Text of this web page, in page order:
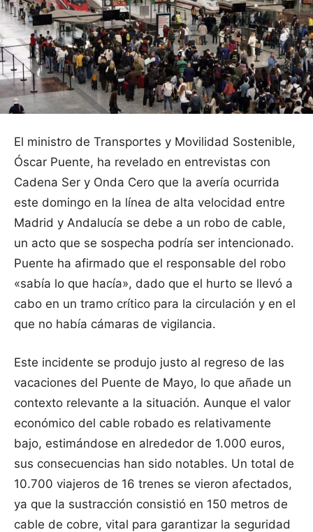
El ministro de Transportes y Movilidad Sostenible,
Óscar Puente, ha revelado en entrevistas con
Cadena Ser y Onda Cero que la avería ocurrida
este domingo en la línea de alta velocidad entre
Madrid y Andalucía se debe a un robo de cable,
un acto que se sospecha podría ser intencionado.
Puente ha afirmado que el responsable del robo
«sabía lo que hacía», dado que el hurto se llevó a
cabo en un tramo crítico para la circulación y en el
que no había cámaras de vigilancia.
Este incidente se produjo justo al regreso de las
vacaciones del Puente de Mayo, lo que añade un
contexto relevante a la situación. Aunque el valor
económico del cable robado es relativamente
bajo, estimándose en alrededor de 1.000 euros,
sus consecuencias han sido notables. Un total de
10.700 viajeros de 16 trenes se vieron afectados,
ya que la sustracción consistió en 150 metros de
cable de cobre, vital para garantizar la seguridad